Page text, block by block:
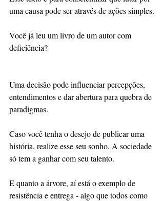
uma causa pode ser através de ações simples.
Você já leu um livro de um autor com
deficiência?
Uma decisão pode influenciar percepções,
entendimentos e dar abertura para quebra de
paradigmas.
Caso você tenha o desejo de publicar uma
história, realize esse seu sonho. A sociedade
só tem a ganhar com seu talento.
E quanto a árvore, aí está o exemplo de
resistência e entrega - algo que todos como